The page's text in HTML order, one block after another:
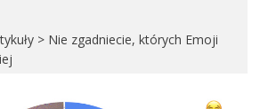
> Nie zgadniecie, których Emoji